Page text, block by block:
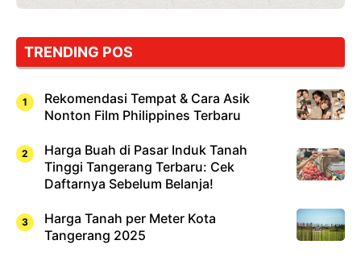
TRENDING POS
Rekomendasi Tempat & Cara Asik
Nonton Film Philippines Terbaru
Harga Buah di Pasar Induk Tanah
Tinggi Tangerang Terbaru: Cek
Daftarnya Sebelum Belanja!
Harga Tanah per Meter Kota
Tangerang 2025